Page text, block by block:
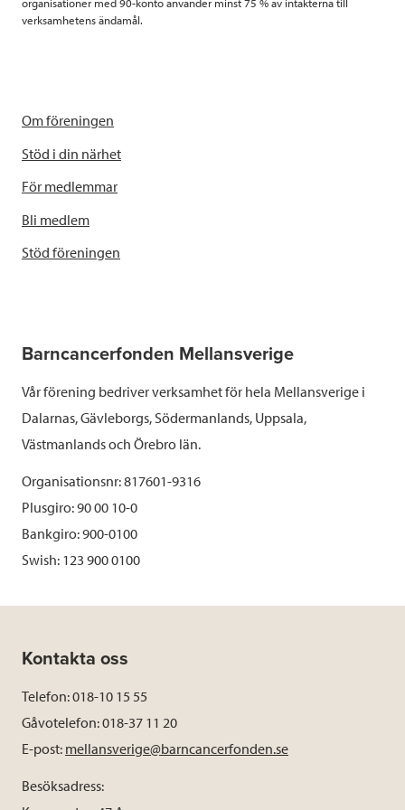
verksamhetens ändamål.
Om föreningen
Stöd i din närhet
För medlemmar
Bli medlem
Stöd föreningen
Barncancerfonden Mellansverige
Vår förening bedriver verksamhet för hela Mellansverige i
Dalarnas, Gävleborgs, Södermanlands, Uppsala,
Västmanlands och Örebro län.
Organisationsnr: 817601-9316
Plusgiro: 90 00 10-0
Bankgiro: 900-0100
Swish: 123 900 0100
Kontakta oss
Telefon: 018-10 15 55
Gåvotelefon: 018-37 11 20
E-post: mellansverige@barncancerfonden.se
Besöksadress: